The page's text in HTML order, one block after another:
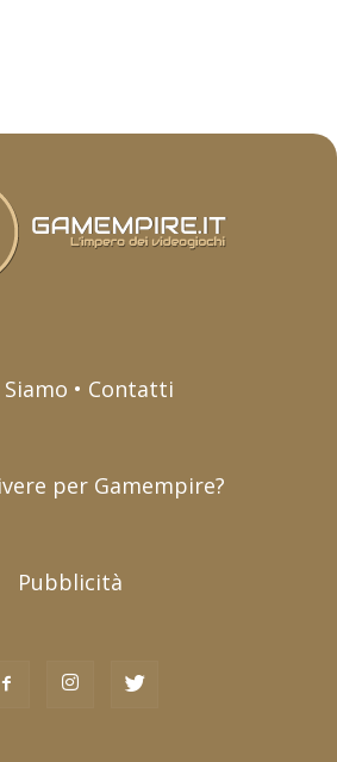
Siamo • Contatti
per Gamempire?
Pubblicità